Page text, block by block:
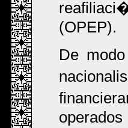
(OPEP).
De